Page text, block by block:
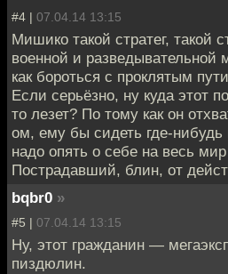
#4 | 07.04.14 13:15
Мишико такой стратег, такой
военной и разведывательной
как бороться с проклятым
Если серьёзно, ну куда этот
то лезет? По тому как он
ом, ему бы сидеть где-нибудь
надо опять о себе на весь
Пострадавший, блин, от
bqbr0 »
#5 | 07.04.14 13:15
Ну, этот гражданин —
пиздюлин.